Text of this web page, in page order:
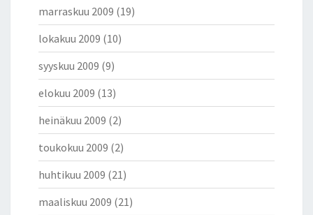
marraskuu 2009 (19)
lokakuu 2009 (10)
syyskuu 2009 (9)
elokuu 2009 (13)
heinäkuu 2009 (2)
toukokuu 2009 (2)
huhtikuu 2009 (21)
maaliskuu 2009 (21)